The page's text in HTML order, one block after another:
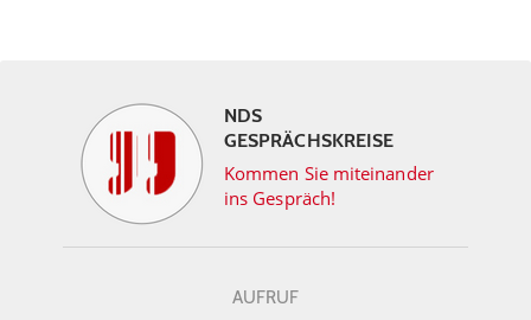
NDS
GESPRÄCHSKREISE
Kommen Sie miteinander
ins Gespräch!
AUFRUF